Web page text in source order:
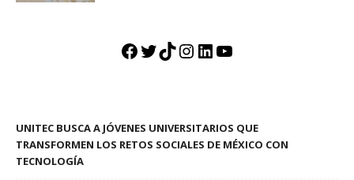
Facebook
Twitter
TikTok
Instagram
LinkedIn
YouTube
UNITEC BUSCA A JÓVENES UNIVERSITARIOS QUE
TRANSFORMEN LOS RETOS SOCIALES DE MÉXICO CON
TECNOLOGÍA